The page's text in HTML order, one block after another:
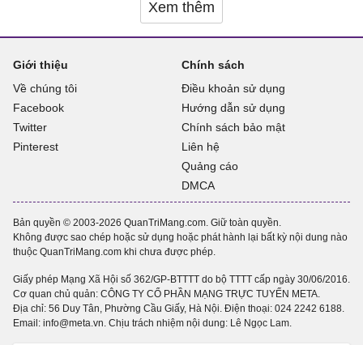
Xem thêm
Giới thiệu
Về chúng tôi
Facebook
Twitter
Pinterest
Chính sách
Điều khoản sử dụng
Hướng dẫn sử dụng
Chính sách bảo mật
Liên hệ
Quảng cáo
DMCA
Bản quyền © 2003-2026 QuanTriMang.com. Giữ toàn quyền.
Không được sao chép hoặc sử dụng hoặc phát hành lại bất kỳ nội dung nào
thuộc QuanTriMang.com khi chưa được phép.
Giấy phép Mạng Xã Hội số 362/GP-BTTTT do bộ TTTT cấp ngày 30/06/2016.
Cơ quan chủ quản: CÔNG TY CỔ PHẦN MẠNG TRỰC TUYẾN META.
Địa chỉ: 56 Duy Tân, Phường Cầu Giấy, Hà Nội. Điện thoại: 024 2242 6188.
Email: info@meta.vn. Chịu trách nhiệm nội dung: Lê Ngọc Lam.